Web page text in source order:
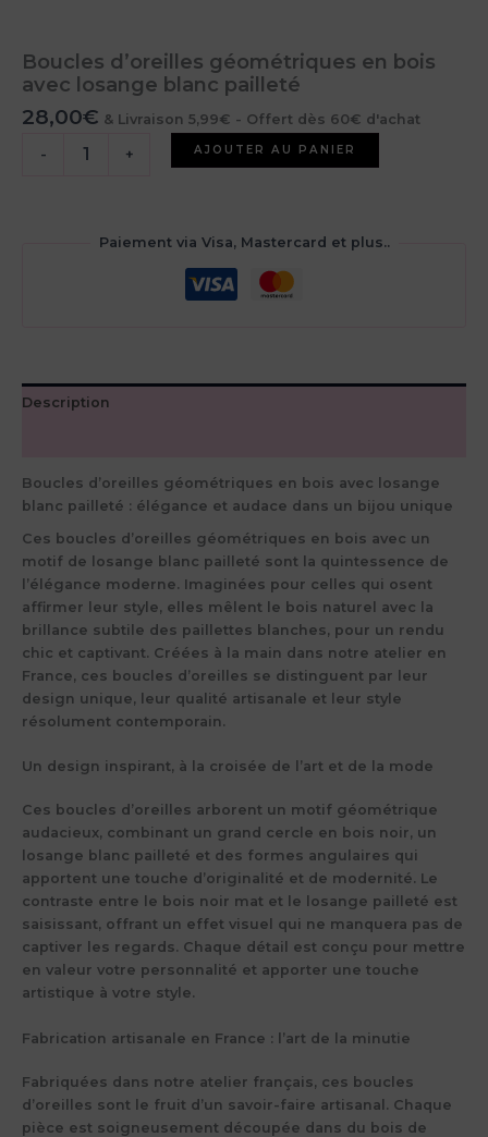
Boucles d’oreilles géométriques en bois
avec losange blanc pailleté
28,00€ & Livraison 5,99€ - Offert dès 60€ d'achat
-
quantité
+ AJOUTER AU PANIER
Paiement via Visa, Mastercard et plus..
Description
Boucles d’oreilles géométriques en bois avec losange
blanc pailleté : élégance et audace dans un bijou unique
Ces boucles d’oreilles géométriques en bois avec un
motif de losange blanc pailleté sont la quintessence de
l’élégance moderne. Imaginées pour celles qui osent
affirmer leur style, elles mêlent le bois naturel avec la
brillance subtile des paillettes blanches, pour un rendu
chic et captivant. Créées à la main dans notre atelier en
France, ces boucles d’oreilles se distinguent par leur
design unique, leur qualité artisanale et leur style
résolument contemporain.
Un design inspirant, à la croisée de l’art et de la mode
Ces boucles d’oreilles arborent un motif géométrique
audacieux, combinant un grand cercle en bois noir, un
losange blanc pailleté et des formes angulaires qui
apportent une touche d’originalité et de modernité. Le
contraste entre le bois noir mat et le losange pailleté est
saisissant, offrant un effet visuel qui ne manquera pas de
captiver les regards. Chaque détail est conçu pour mettre
en valeur votre personnalité et apporter une touche
artistique à votre style.
Fabrication artisanale en France : l’art de la minutie
Fabriquées dans notre atelier français, ces boucles
d’oreilles sont le fruit d’un savoir-faire artisanal. Chaque
pièce est soigneusement découpée dans du bois de